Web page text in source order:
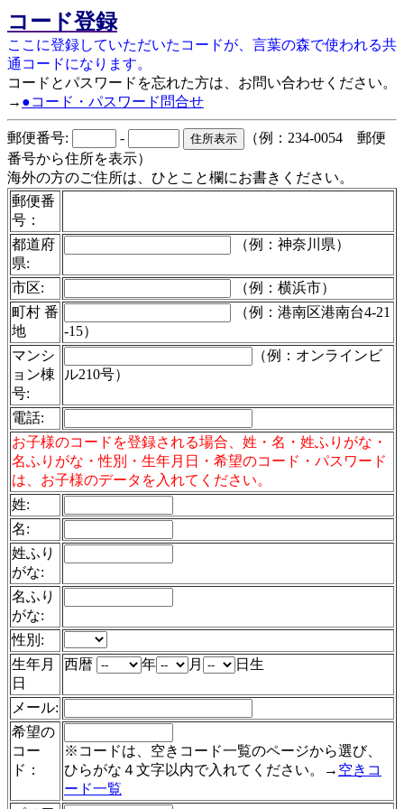
コード登録
ここに登録していただいたコードが、言葉の森で使われる共
通コードになります。
コードとパスワードを忘れた方は、お問い合わせください。
→ ●コード・パスワード問合せ
郵便番号: -
（例：234-0054 郵便
番号から住所を表示）
海外の方のご住所は、ひとこと欄にお書きください。
郵便番
号：
都道府
県:
（例：神奈川県）
市区:
（例：横浜市）
町村 番
地
（例：港南区港南台4-21
-15）
マンシ
ョン棟
号:
（例：オンラインビ
ル210号）
電話:
お子様のコードを登録される場合、姓・名・姓ふりがな・
名ふりがな・性別・生年月日・希望のコード・パスワード
は、お子様のデータを入れてください。
姓:
名:
姓ふり
がな:
名ふり
がな:
性別:
生年月
日
西暦 年 月 日生
メール:
希望の
コー
ド：
※コードは、空きコード一覧のページから選び、
ひらがな４文字以内で入れてください。→ 空きコ
ード一覧